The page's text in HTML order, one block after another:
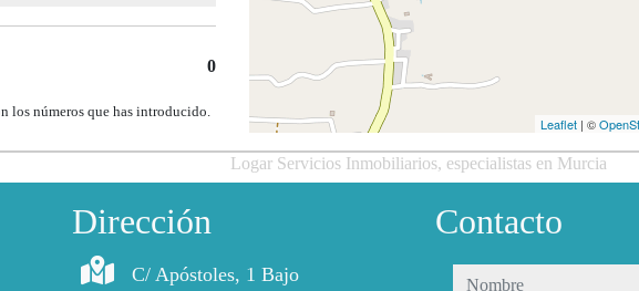
0
los números que has introducido.
Leaflet | ©
Logar Servicios Inmobiliarios, especialistas en Murcia
Dirección
C/ Apóstoles, 1 Bajo
Contacto
nombre